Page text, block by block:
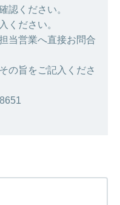
認ください。
ください。
当営業へ直接お問合
の旨をご記入くださ